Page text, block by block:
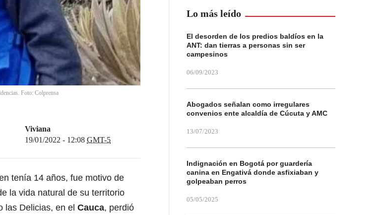
Foto: Colprensa
Viviana
19/01/2022 - 12:08 GMT-5
tenía 14 años, fue motivo de
la vida natural de su territorio
las Delicias, en el Cauca, perdió
Lo más leído
El desorden de los predios baldíos en la
ANT: dan tierras a personas sin ser
campesinos
06/09/2023
Abogados señalan como irregulares
convenios ente alcaldía de Cúcuta y AMC
13/07/2023
Indignación en Bogotá por guardería
canina en Engativá donde asfixiaban y
golpeaban perros
05/05/2025